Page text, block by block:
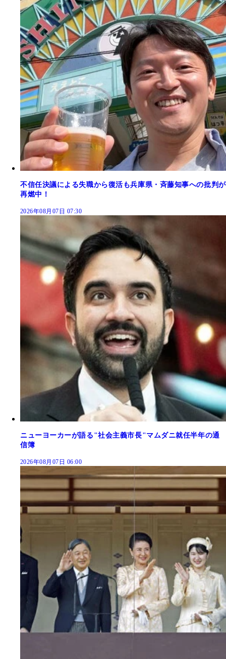
不信任決議による失職から復活も兵庫県・斉藤知事への批判が
再燃中！
2026年08月07日 07:30
ニューヨーカーが語る"社会主義市長"マムダニ就任半年の通
信簿
2026年08月07日 06:00